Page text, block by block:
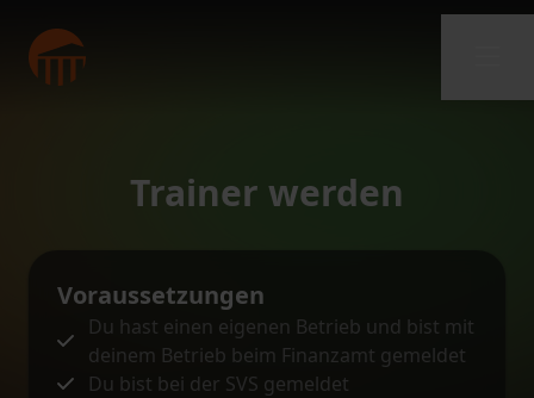
Trainer werden
Voraussetzungen
Du hast einen eigenen Betrieb und bist mit
deinem Betrieb beim Finanzamt gemeldet
Du bist bei der SVS gemeldet